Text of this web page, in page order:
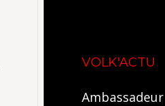
VOLK'ACTU
Ambassadeur